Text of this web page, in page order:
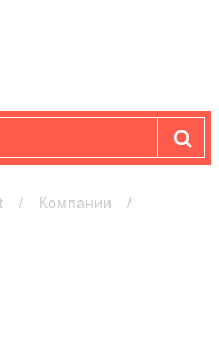
/ Компании
/